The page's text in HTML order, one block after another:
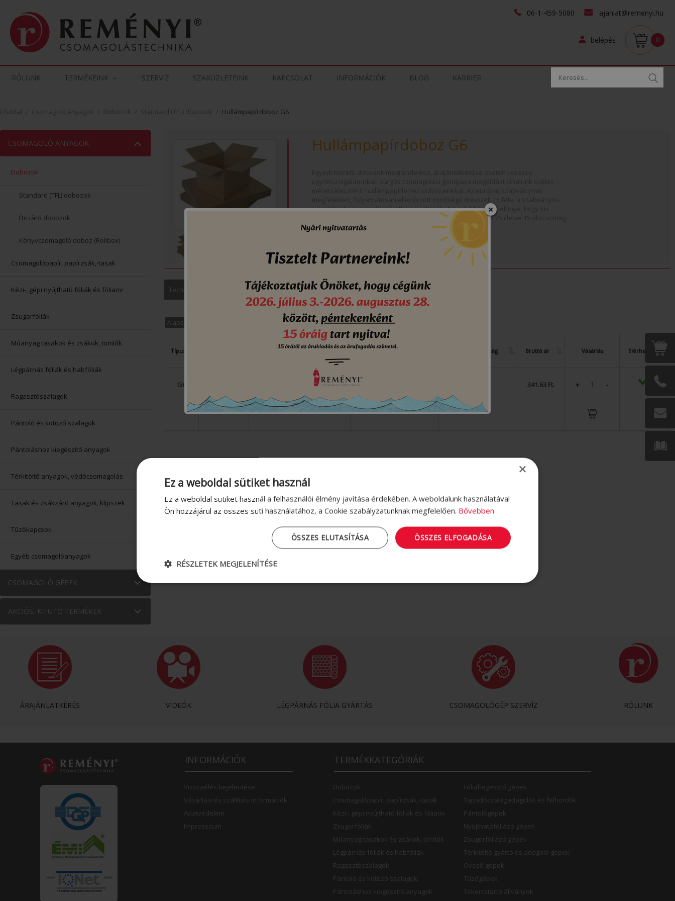
×
06-1-459-5080 ajanlat@remenyi.hu
belépés 0
RÓLUNK TERMÉKEINK SZERVIZ SZAKÜZLETEINK KAPCSOLAT INFORMÁCIÓK BLOG KARRIER
Hullámpapírdoboz G6
CSOMAGOLÓ ANYAGOK
Dobozok
Standard (TFL) dobozok
Önzáró dobozok
Könyvcsomagoló doboz (Rollbox)
Csomagolópapír, papírzsák,-tasak
Kézi-, gépi nyújtható fóliák és fóliaöv
Zsugorfóliák
Műanyag tasakok és zsákok, tömlők
Légpárnás fóliák és habfóliák
Ragasztószalagok
Pántoló és kötöző szalagok
Pántoláshoz kiegészítő anyagok
Térkitöltő anyagok, védőcsomagolás
Tasak és zsákzáró anyagok, klipszek
Tűzőkapcsok
Egyéb csomagolóanyagok
CSOMAGOLÓ GÉPEK
AKCIÓS, KIFUTÓ TERMÉKEK
Hullámpapírdoboz G6
rakodólaphoz igazodó méretben kaphatók. A moduldobozok előnye, hogy kis
tételben, raktárról megvásárolhatók, laprahajtva, kötegelve 25 illetve 15 db/csomag,
méret függvényében, kis helyen tárolhatók.
Technikai paraméterek
Alapértelmezett rendezés
Típus Hosszúság Magasság Legkisebb magasság Rendelési egység Bruttó ár Vásárlás Elérhetőség
G6 320 mm 341.63 Ft. + -
ÁRAJÁNLATKÉRÉS VIDEÓK LÉGPÁRNÁS FÓLIA GYÁRTÁS CSOMAGOLÓGÉP SZERVÍZ RÓLUNK
INFORMÁCIÓK
Visszaélés bejelentése
Vásárlási és szállítási információk
Adatvédelem
Impresszum
TERMÉKKATEGÓRIÁK
Dobozok
Csomagolópapír, papírzsák,-tasak
Kézi-, gépi nyújtható fóliák és fóliaöv
Zsugorfóliák
Műanyag tasakok és zsákok, tömlők
Légpárnás fóliák és habfóliák
Ragasztószalagok
Pántoló és kötöző szalagok
Pántoláshoz kiegészítő anyagok
Fóliahegesztő gépek
Tapadószalagadagolók és felhordók
Pántológépek
Nyújthatófóliázó gépek
Zsugorfóliázó gépek
Térkitöltő gyártó és adagoló gépek
Övező gépek
Tűzőgépek
Tekercstartó állványok
×
Ez a weboldal sütiket használ
Ez a weboldal sütiket használ a felhasználói élmény javítása érdekében. A weboldalunk használatával
Ön hozzájárul az összes süti használatához, a Cookie szabályzatunknak megfelelően. Bővebben
ÖSSZES ELFOGADÁSA
ÖSSZES ELUTASÍTÁSA
RÉSZLETEK MEGJELENÍTÉSE